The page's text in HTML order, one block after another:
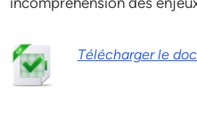
Télécharger le